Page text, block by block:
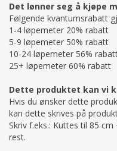
Det lønner seg å kjøpe
Følgende kvantumsrabatt
1-4 løpemeter 20% rabatt
5-9 løpemeter 50% rabatt
10-24 løpemeter 56%
25+ løpemeter 60% rabatt
Dette produktet kan vi
Hvis du ønsker dette
kan dette skrives på
Skriv f.eks.: Kuttes til 85
rest.